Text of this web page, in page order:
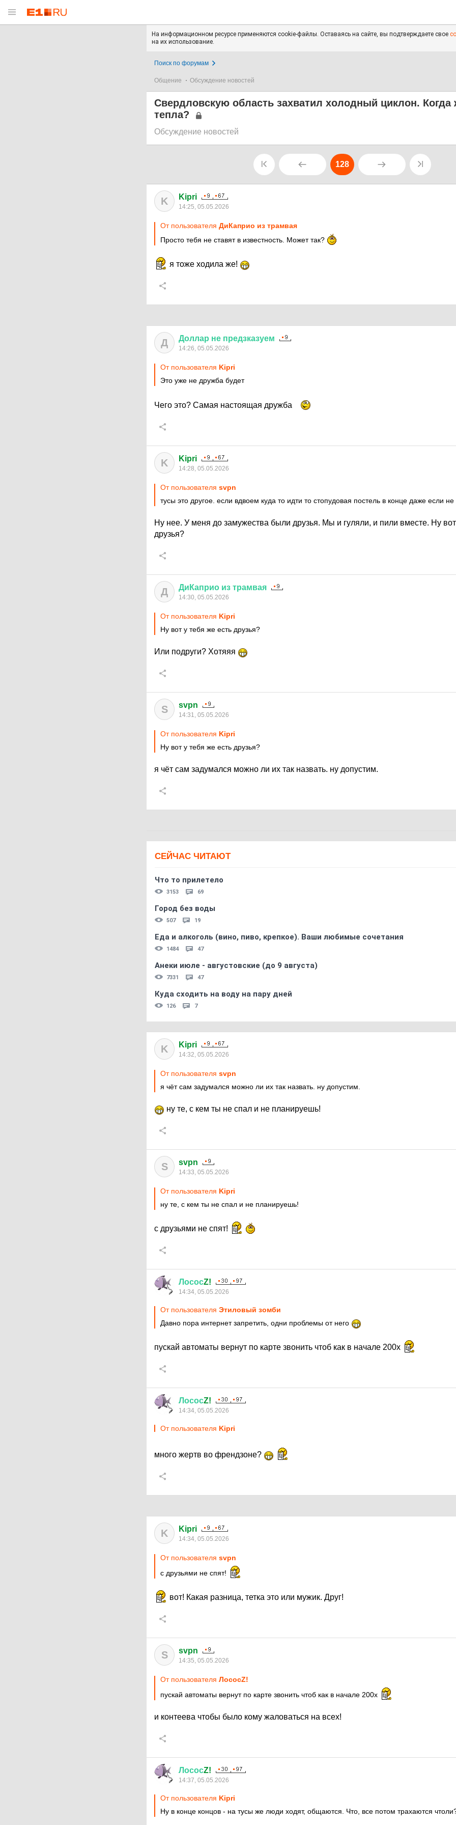
На информационном ресурсе применяются cookie-файлы. Оставаясь на сайте, вы подтверждаете свое
на их использование.
Поиск по форумам
Общение Обсуждение новостей
Свердловскую область захватил холодный циклон. Когда
тепла?
Обсуждение новостей
128
K Kipri
14:25, 05.05.2026
От пользователя ДиКаприо из трамвая
Просто тебя не ставят в известность. Может так?
я тоже ходила же!
Д Доллар не предзказуем
14:26, 05.05.2026
От пользователя Kipri
Это уже не дружба будет
Чего это? Самая настоящая дружба
K Kipri
14:28, 05.05.2026
От пользователя svpn
тусы это другое. если вдвоем куда то идти то стопудовая постель в конце даже если
Ну нее. У меня до замужества были друзья. Мы и гуляли, и пили вместе. Ну
друзья?
Д ДиКаприо из трамвая
14:30, 05.05.2026
От пользователя Kipri
Ну вот у тебя же есть друзья?
Или подруги? Хотяяя
S svpn
14:31, 05.05.2026
От пользователя Kipri
Ну вот у тебя же есть друзья?
я чёт сам задумался можно ли их так назвать. ну допустим.
СЕЙЧАС ЧИТАЮТ
Что то прилетело
3153 69
Город без воды
507 19
Еда и алкоголь (вино, пиво, крепкое). Ваши любимые сочетания
1484 47
Анеки июле - августовские (до 9 августа)
7331 47
Куда сходить на воду на пару дней
126 7
K Kipri
14:32, 05.05.2026
От пользователя svpn
я чёт сам задумался можно ли их так назвать. ну допустим.
ну те, с кем ты не спал и не планируешь!
S svpn
14:33, 05.05.2026
От пользователя Kipri
ну те, с кем ты не спал и не планируешь!
с друзьями не спят!
ЛососZ!
14:34, 05.05.2026
От пользователя Этиловый зомби
Давно пора интернет запретить, одни проблемы от него
пускай автоматы вернут по карте звонить чтоб как в начале 200х
ЛососZ!
14:34, 05.05.2026
От пользователя Kipri
много жертв во френдзоне?
K Kipri
14:34, 05.05.2026
От пользователя svpn
с друзьями не спят!
вот! Какая разница, тетка это или мужик. Друг!
S svpn
14:35, 05.05.2026
От пользователя ЛососZ!
пускай автоматы вернут по карте звонить чтоб как в начале 200х
и контеева чтобы было кому жаловаться на всех!
ЛососZ!
14:37, 05.05.2026
От пользователя Kipri
Ну в конце концов - на тусы же люди ходят, общаются. Что, все потом трахаются